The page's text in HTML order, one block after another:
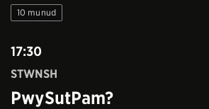
10 munud
17:30
STWNSH
PwySutPam?